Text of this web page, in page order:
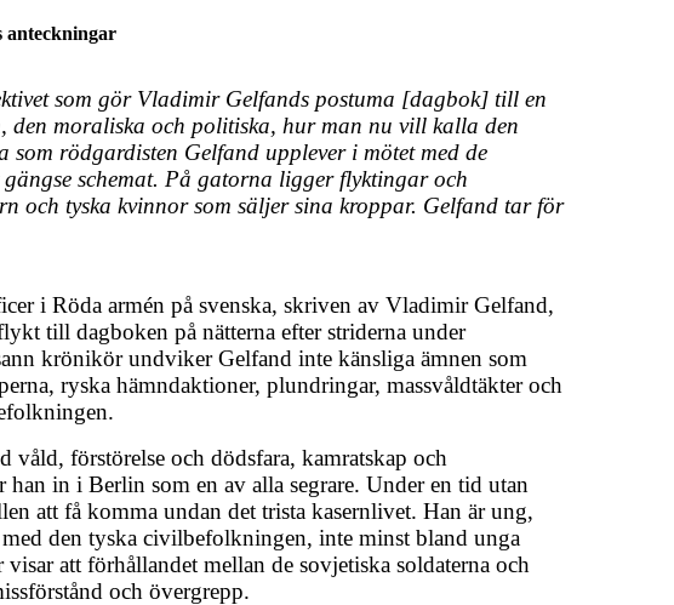
anteckningar
som gör Vladimir Gelfands postuma [dagbok] till en
den moraliska och politiska, hur man nu vill kalla den
rödgardisten Gelfand upplever i mötet med de
schemat. På gatorna ligger flyktingar och
och tyska kvinnor som säljer sina kroppar. Gelfand tar för
i Röda armén på svenska, skriven av Vladimir Gelfand,
till dagboken på nätterna efter striderna under
krönikör undviker Gelfand inte känsliga ämnen som
ryska hämndaktioner, plundringar, massvåldtäkter och
förstörelse och dödsfara, kamratskap och
in i Berlin som en av alla segrare. Under en tid utan
att få komma undan det trista kasernlivet. Han är ung,
den tyska civilbefolkningen, inte minst bland unga
att förhållandet mellan de sovjetiska soldaterna och
och övergrepp.